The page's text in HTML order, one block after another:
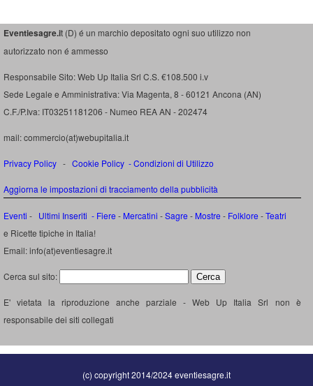
Eventiesagre.it (D) é un marchio depositato ogni suo utilizzo non
autorizzato non é ammesso
Responsabile Sito: Web Up Italia Srl C.S. €108.500 i.v
Sede Legale e Amministrativa: Via Magenta, 8 - 60121 Ancona (AN)
C.F./P.Iva: IT03251181206 - Numeo REA AN - 202474
mail: commercio(at)webupitalia.it
Privacy Policy - Cookie Policy -Condizioni di Utilizzo
Aggiorna le impostazioni di tracciamento della pubblicità
Eventi - Ultimi Inseriti - Fiere - Mercatini -Sagre - Mostre - Folklore -Teatri
e Ricette tipiche in Italia!
Email: info(at)eventiesagre.it
Cerca sul sito:
E' vietata la riproduzione anche parziale - Web Up Italia Srl non è
responsabile dei siti collegati
(c) copyright 2014/2024 eventiesagre.it